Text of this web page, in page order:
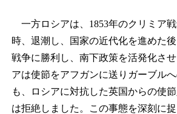
一方ロシアは、1853年のクリミア
時、退潮し、国家の近代化を進めた
戦争に勝利し、南下政策を活発化さ
アは使節をアフガンに送りガーブル
も、ロシアに対抗した英国からの使
は拒絶しました。この事態を深刻に